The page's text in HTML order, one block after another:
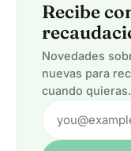
Recibe
Novedades
nuevas para
cuando quieras.